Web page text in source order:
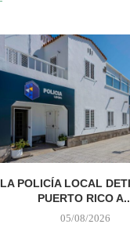
LA POLICÍA LOCAL
PUERTO RICO
05/08/2026